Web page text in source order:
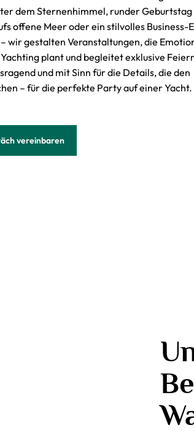
dem Sternenhimmel, runder
offene Meer oder ein stilvolles Business-
wir gestalten Veranstaltungen, die
plant und begleitet exklusive
und mit Sinn für die Details, die den
– für die perfekte Party auf einer Yacht.
vereinbaren